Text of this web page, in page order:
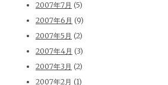
2007年7月 (5)
2007年6月 (9)
2007年5月 (2)
2007年4月 (3)
2007年3月 (2)
2007年2月 (1)